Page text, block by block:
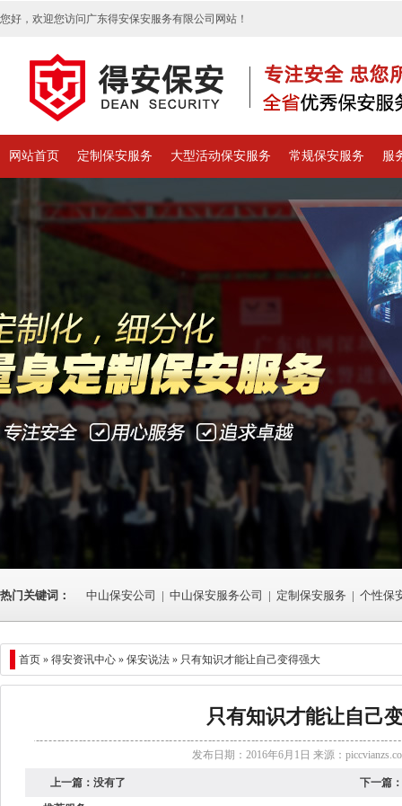
您好，欢迎您访问广东得安保安服务有限公司网站！
网站首页 定制保安服务 大型活动保安服务 常规保安服务 服
热门关键词： 中山保安公司 | 中山保安服务公司 | 定制保安服务 | 个性保
首页 » 得安资讯中心 » 保安说法 » 只有知识才能让自己变得强大
只有知识才能让自己
发布日期：2016年6月1日 来源：
上一篇： 没有了 下一篇：